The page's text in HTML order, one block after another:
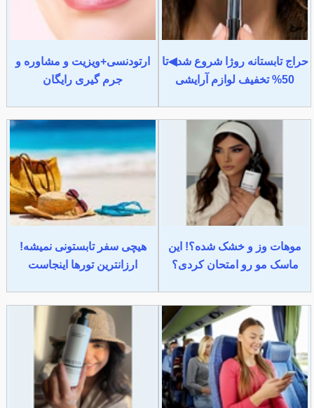
حراج تابستانه روژا شروع شد◀تا
50% تخفیف لوازم آرایشی
ارتودنسی+ویزیت و مشاوره و
جرم گیری رایگان
موهات وز و خشک شده؟! این
ماسک مو رو امتحان کردی؟
هیچی سفر تابستونی نمیشه!
ارزانترین تورها اینجاست